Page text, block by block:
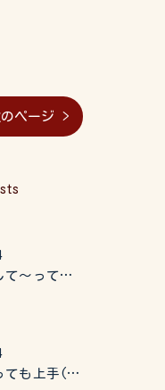
ページ >
すぐ抱っこして〜って言うので、抱っこ紐に入れてゆらゆら☺️
珀歯磨きとっても上手(о´∀`о)